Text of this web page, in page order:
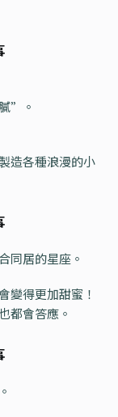
”。
造各種浪漫的小
同居的星座。
變得更加甜蜜！
都會答應。